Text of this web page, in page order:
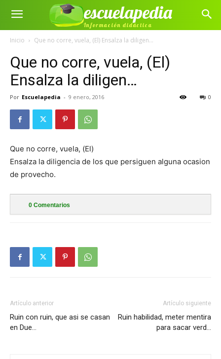
escuelapedia
Información didáctica
Inicio Que no corre, vuela, (El) Ensalza la diligen...
Que no corre, vuela, (El)
Ensalza la diligen…
Por Escuelapedia - 9 enero, 2016 0
Que no corre, vuela, (El)
Ensalza la diligencia de los que persiguen alguna ocasion
de provecho.
0 Comentarios
Artículo anterior
Ruin con ruin, que asi se casan
en Due…
Artículo siguiente
Ruin habilidad, meter mentira
para sacar verd…